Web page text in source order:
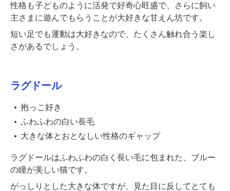
性格も子どものように活発で好奇心旺盛で、さらに飼い
主さまに遊んでもらうことが大好きな甘えん坊です。
短い足でも運動は大好きなので、たくさん触れ合う楽し
さがあるでしょう。
ラグドール
抱っこ好き
ふわふわの白い長毛
大きな体とおとなしい性格のギャップ
ラグドールはふわふわの白く長い毛に包まれた、ブルー
の瞳が美しい猫です。
がっしりとした大きな体ですが、見た目に反してとても